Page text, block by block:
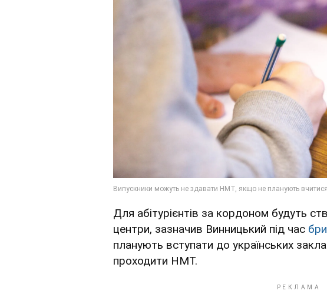
Для абітурієнтів за кордоном будуть
центри, зазначив Винницький під час
планують вступати до українських
проходити НМТ.